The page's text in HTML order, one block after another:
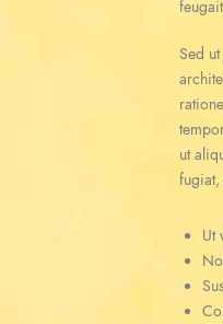
Sed
ut
fugiat,
Ut